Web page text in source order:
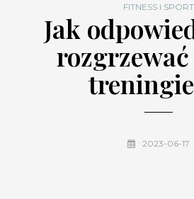
FITNESS I SPORT
Jak
2023-06-17